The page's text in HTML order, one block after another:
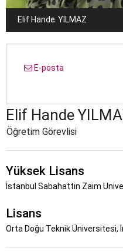
Elif Hande YILMAZ
E-posta
Elif Hande
Öğretim Görevlisi
Yüksek Lisans
İstanbul Sabahattin Zaim
Lisans
Orta Doğu Teknik Üniversitesi,